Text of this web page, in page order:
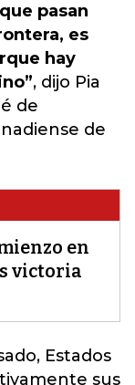
pasan
es
hay
, dijo Pia
de
de
en
victoria
Estados
sus